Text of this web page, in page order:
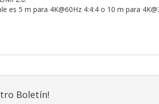
es 5 m para 4K@60Hz 4:4:4 o 10 m para
Boletín!